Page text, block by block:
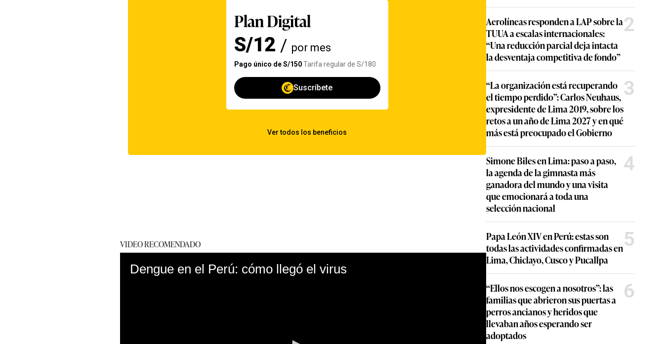
VIDEO RECOMENDADO
Dengue en el Perú: cómo llegó el virus
Aerolíneas responden a LAP sobre la
TUUA a escalas internacionales:
“Una reducción parcial deja intacta
la desventaja competitiva de fondo”
2
“La organización está recuperando
el tiempo perdido”: Carlos Neuhaus,
expresidente de Lima 2019, sobre los
retos a un año de Lima 2027 y en qué
más está preocupado el Gobierno
3
Simone Biles en Lima: paso a paso,
la agenda de la gimnasta más
ganadora del mundo y una visita
que emocionará a toda una
selección nacional
4
Papa León XIV en Perú: estas son
todas las actividades confirmadas en
Lima, Chiclayo, Cusco y Pucallpa
5
“Ellos nos escogen a nosotros”: las
familias que abrieron sus puertas a
perros ancianos y heridos que
llevaban años esperando ser
adoptados
6